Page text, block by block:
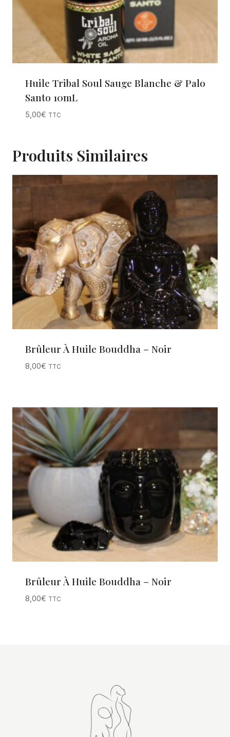
Huile Tribal Soul Sauge Blanche & Palo
Santo 10mL
5,00€ TTC
Produits Similaires
Brûleur À Huile Bouddha – Noir
8,00€ TTC
Brûleur À Huile Bouddha – Noir
8,00€ TTC